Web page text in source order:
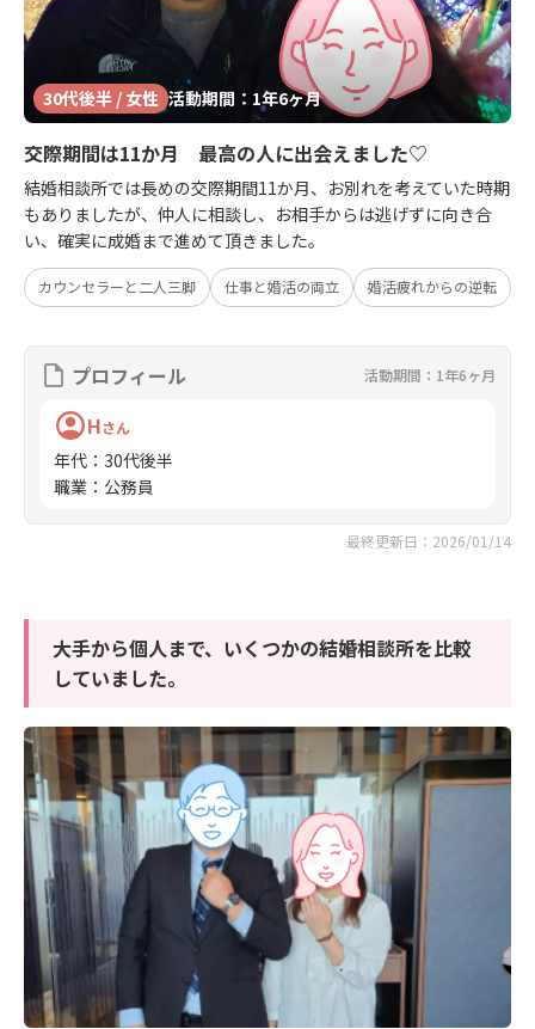
30代後半 / 女性 活動期間：1年6ヶ月
交際期間は11か月 最高の人に出会えました♡
結婚相談所では長めの交際期間11か月、お別れを考えていた時期
もありましたが、仲人に相談し、お相手からは逃げずに向き合
い、確実に成婚まで進めて頂きました。
カウンセラーと二人三脚 仕事と婚活の両立 婚活疲れからの逆転
プロフィール 活動期間：1年6ヶ月
Hさん
年代 ： 30代後半
職業 ： 公務員
最終更新日：2026/01/14
大手から個人まで、いくつかの結婚相談所を比較
していました。